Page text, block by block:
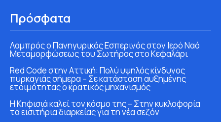
Πρόσφατα
Λαμπρός ο Πανηγυρικός Εσπερινός στον Ιερό Ναό
Μεταμορφώσεως του Σωτήρος στο Κεφαλάρι
Red Code στην Αττική: Πολύ υψηλός κίνδυνος
πυρκαγιάς σήμερα – Σε κατάσταση αυξημένης
ετοιμότητας ο κρατικός μηχανισμός
Η Κηφισιά καλεί τον κόσμο της – Στην κυκλοφορία
τα εισιτήρια διαρκείας για τη νέα σεζόν